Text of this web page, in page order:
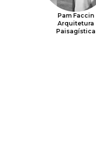
Pam Faccin
Arquitetura
Paisagística